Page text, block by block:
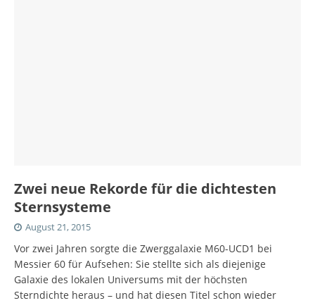
Zwei neue Rekorde für die dichtesten
Sternsysteme
August 21, 2015
Vor zwei Jahren sorgte die Zwerggalaxie M60-UCD1 bei
Messier 60 für Aufsehen: Sie stellte sich als diejenige
Galaxie des lokalen Universums mit der höchsten
Sterndichte heraus – und hat diesen Titel schon wieder